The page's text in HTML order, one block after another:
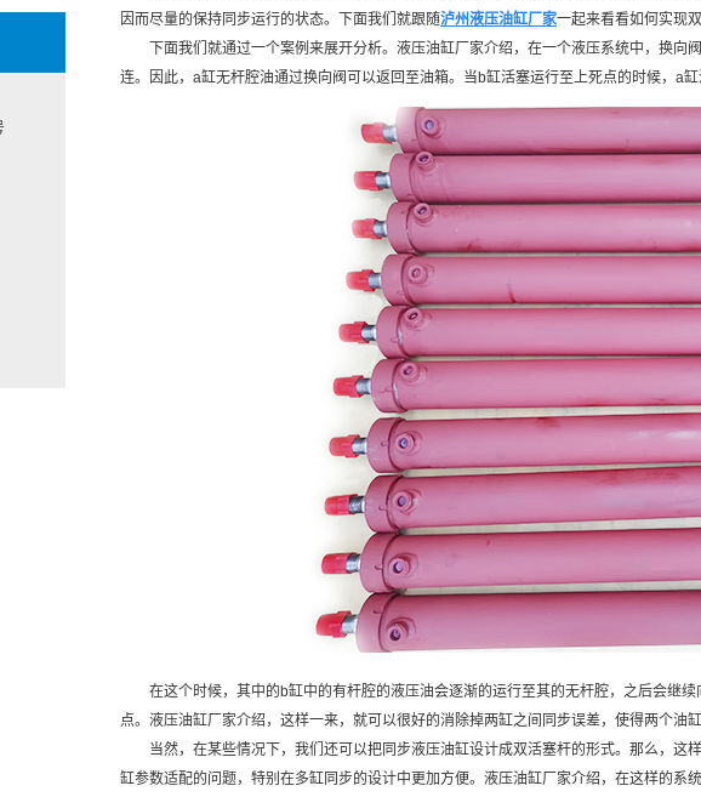
因而尽量的保持同步运行的状态。下面我们就跟随泸州液压油缸厂家一起来看看如何实现
下面我们就通过一个案例来展开分析。液压油缸厂家介绍，在一个液压系统中，换
连。因此，a缸无杆腔油通过换向阀可以返回至油箱。当b缸活塞运行至上死点的时候，a缸
在这个时候，其中的b缸中的有杆腔的液压油会逐渐的运行至其的无杆腔，之后会继
点。液压油缸厂家介绍，这样一来，就可以很好的消除掉两缸之间同步误差，使得两个油
当然，在某些情况下，我们还可以把同步液压油缸设计成双活塞杆的形式。那么，
缸参数适配的问题，特别在多缸同步的设计中更加方便。液压油缸厂家介绍，在这样的系